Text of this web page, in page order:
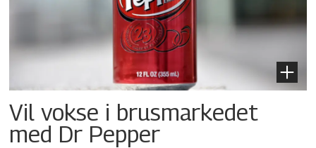
Vil vokse i brusmarkedet
med Dr Pepper